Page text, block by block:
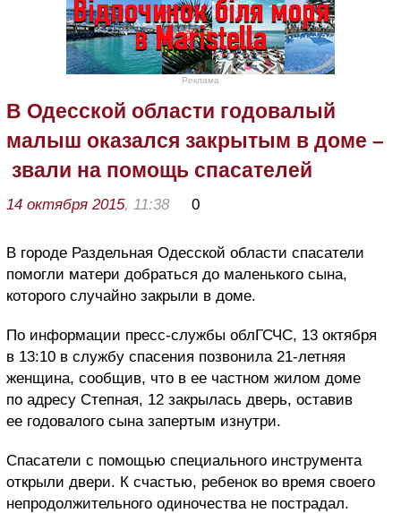
Реклама
В Одесской области годовалый
малыш оказался закрытым в доме –
звали на помощь спасателей
14 октября 2015, 11:38 0
В городе Раздельная Одесской области спасатели
помогли матери добраться до маленького сына,
которого случайно закрыли в доме.
По информации пресс-службы облГСЧС, 13 октября
в 13:10 в службу спасения позвонила 21-летняя
женщина, сообщив, что в ее частном жилом доме
по адресу Степная, 12 закрылась дверь, оставив
ее годовалого сына запертым изнутри.
Спасатели с помощью специального инструмента
открыли двери. К счастью, ребенок во время своего
непродолжительного одиночества не пострадал.